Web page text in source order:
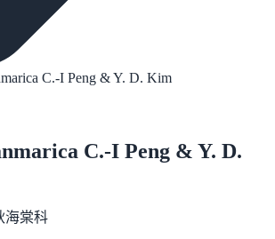
C.-I Peng & Y. D. Kim
C.-I Peng & Y. D.
海棠科